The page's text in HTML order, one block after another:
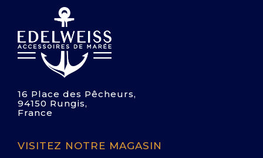
16 Place des Pêcheurs,
94150 Rungis,
France
VISITEZ NOTRE MAGASIN